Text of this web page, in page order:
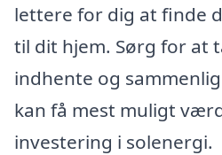
lettere for dig at finde
til dit hjem. Sørg for at
indhente og
kan få mest muligt
investering i solenergi.